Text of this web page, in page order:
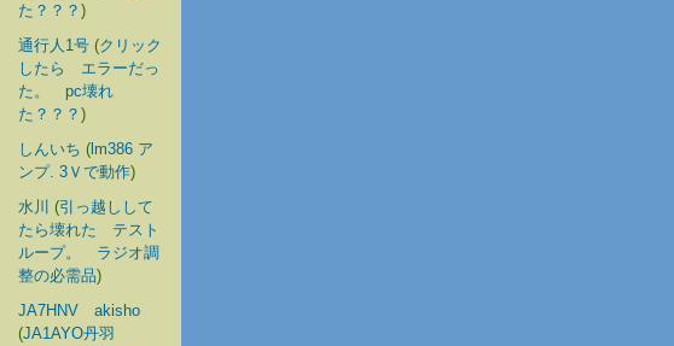
た？？？ )
通行人1号 (クリック
したら エラーだっ
た。 pc壊れ
た？？？ )
しんいち ( lm386 ア
ンプ. 3Ｖで動作)
水川 (引っ越しして
たら壊れた テスト
ループ。 ラジオ調
整の必需品)
JA7HNV akisho
(JA1AYO丹羽